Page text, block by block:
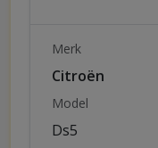
Merk
Citroën
Model
Ds5